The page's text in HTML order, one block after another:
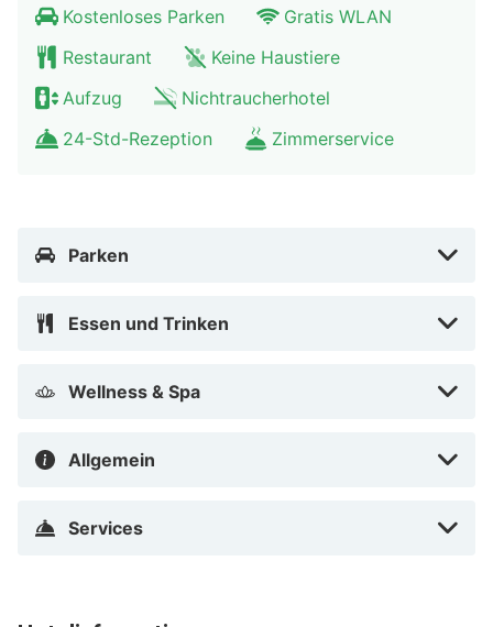
Zum Angebot gehören mehrsprachiges Personal, eine
Gepäckaufbewahrung und ein Tresorfach an der
Rezeption. Wenn du eine Veranstaltung in Maisach
planst, ist dieses Hotel eine gute Wahl, denn zu den
1615 Quadratfuß (150 Quadratmeter) großen
Fühl dich in einem der 73 klimatisierten Zimmer mit
kostenfreien Internetzugang per Kabel und WLAN
Badewannen oder Duschen und Haartrockner. Zur
Schreibtische.
Ehemaliges Rathaus Fürstenfeldbruck – 7,2 km
Kostenloses Parken
Gratis WLAN
Restaurant
Keine Haustiere
Aufzug
Nichtraucherhotel
24-Std-Rezeption
Zimmerservice
Parken
Essen und Trinken
Wellness & Spa
Allgemein
Services